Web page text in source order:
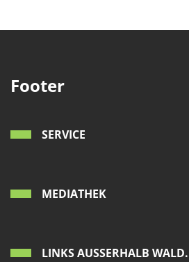
Footer
SERVICE
MEDIATHEK
LINKS AUSSERHALB